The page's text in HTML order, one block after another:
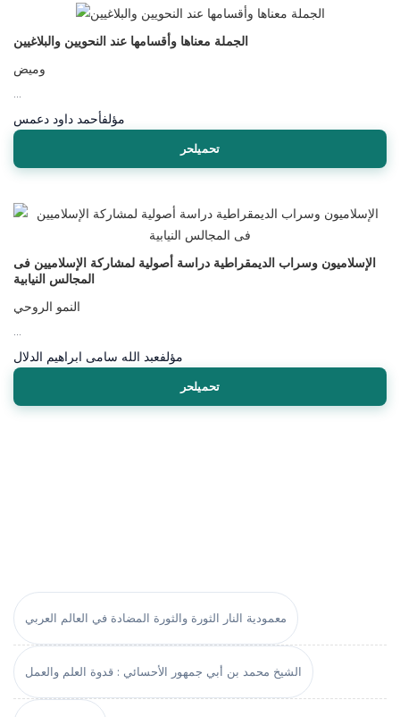
معمودية النار الثورة والثورة المضادة في العالم العربي
الشيخ محمد بن أبي جمهور الأحسائي : قدوة العلم والعمل
الجملة معناها وأقسامها عند النحويين والبلاغيين
وميض
مؤلفأحمد داود دعمس
تحميلحر
الإسلاميون وسراب الديمقراطية دراسة أصولية لمشاركة الإسلاميين فى
المجالس النيابية
النمو الروحي
مؤلفعبد الله سامى ابراهيم الدلال
تحميلحر